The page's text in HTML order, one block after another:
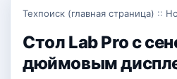
Техпоиск (главная страница) ::
Стол Lab Pro с
дюймовым